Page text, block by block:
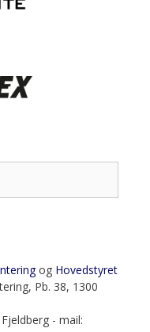
og Hovedstyret
Pb. 38, 1300
- mail: